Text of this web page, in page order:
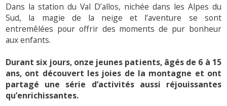
Dans la station du Val D’allos, nichée dans les Alpes du
Sud, la magie de la neige et l’aventure se sont
entremêlées pour offrir des moments de pur bonheur
aux enfants.
Durant six jours, onze jeunes patients, âgés de 6 à 15
ans, ont découvert les joies de la montagne et ont
partagé une série d’activités aussi réjouissantes
qu’enrichissantes.